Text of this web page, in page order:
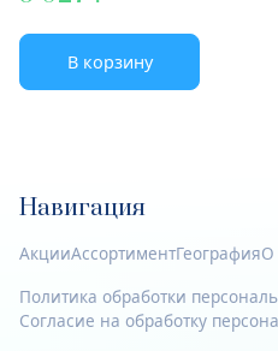
В корзину
Навигация
АкцииАссортиментГеографияО
Политика обработки
Согласие на обработку